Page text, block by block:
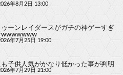
年8月2日 13:00
ゥーンレイダースがガチの神ゲーすぎ
wwwwwww
年7月25日 19:00
子供人気がかなり低かった事が判明
年7月29日 21:00